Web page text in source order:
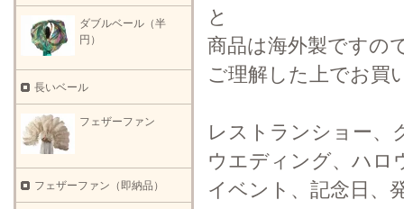
と
商品は海外製ですの
ご理解した上でお買
レストランショー、
ウエディング、ハロ
イベント、記念日、
ダブルベール（半
円）
長いベール
フェザーファン
フェザーファン（即納品）